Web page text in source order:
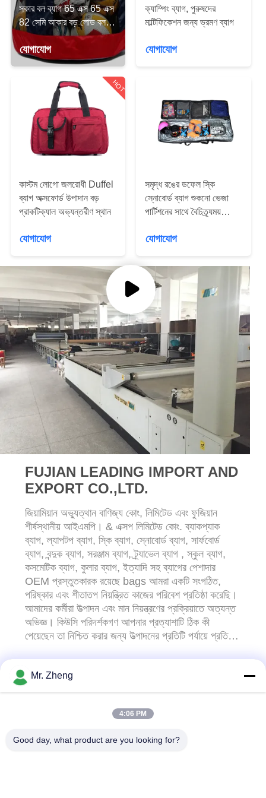
নিয়ন্ত্রণ
যোগাযোগ
করুন
মামলা
সাইট
ম্যাপ
PRIVACY
সকার বল ব্যাগ 65 এক্স 65 এক্স
82 সেমি আকার বড় লোড বল
প্যাকেজ
যোগাযোগ
ক্যাম্পিং ব্যাগ, পুরুষদের
মাল্টিফিকেশন জন্য ভ্রমণ ব্যাগ
যোগাযোগ
HOT
কাস্টম লোগো জলরোধী Duffel
ব্যাগ অক্সফোর্ড উপাদান বড়
প্রাকটিক্যাল অভ্যন্তরীণ স্থান
যোগাযোগ
সমৃদ্ধ রঙের ডফেল স্কি
স্নোবোর্ড ব্যাগ শুকনো ভেজা
পার্টিশনের সাথে বৈচিত্র্যময়
যোগাযোগ
FUJIAN LEADING IMPORT AND
EXPORT CO.,LTD.
জিয়ামিয়ান অভ্যুত্থান বাণিজ্য কোং, লিমিটেড এবং ফুজিয়ান
শীর্ষস্থানীয় আইএমপি। & এক্সপ লিমিটেড কোং. ব্যাকপ্যাক
ব্যাগ, ল্যাপটপ ব্যাগ, স্কি ব্যাগ, স্নোবোর্ড ব্যাগ, সার্ফবোর্ড
ব্যাগ, বন্দুক ব্যাগ, সরঞ্জাম ব্যাগ, ট্র্যাভেল ব্যাগ , স্কুল ব্যাগ,
কসমেটিক ব্যাগ, কুলার ব্যাগ, ইত্যাদি সহ ব্যাগের পেশাদার
OEM প্রস্তুতকারক রয়েছে bags আমরা একটি সংগঠিত,
পরিষ্কার এবং শীতাতপ নিয়ন্ত্রিত কাজের পরিবেশ প্রতিষ্ঠা করেছি।
আমাদের কর্মীরা উত্পাদন এবং মান নিয়ন্ত্রণের প্রক্রিয়াতে অত্যন্ত
অভিজ্ঞ। কিউসি পরিদর্শকগণ আপনার প্রত্যাশাটি ঠিক কী
পেয়েছেন তা নিশ্চিত করার জন্য উত্পাদনের প্রতিটি পর্যায়ে প্রতিটি
Mr. Zheng
4:06 PM
Good day, what product are you looking for?